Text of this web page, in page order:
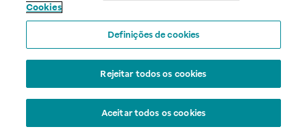
Cookies
Definições de cookies
Rejeitar todos os cookies
Aceitar todos os cookies